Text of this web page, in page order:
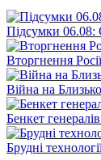
Підсумки 06.08:
Вторгнення
Війна на
Бенкет
Брудні